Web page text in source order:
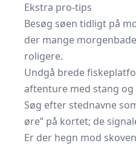
Ekstra pro-tips
Besøg søen tidligt på
der mange
roligere.
Undgå brede
aftenture med stang og
Søg efter stednavne
øre” på kortet; de
Er der hegn mod